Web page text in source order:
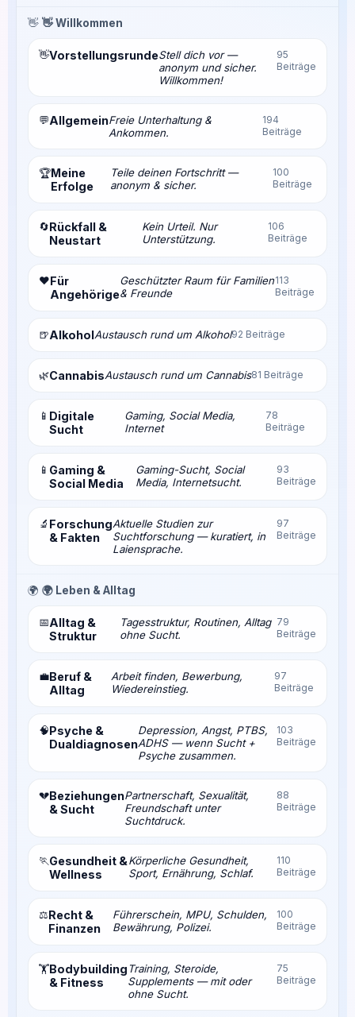
👋 👋 Willkommen
👋VorstellungsrundeStell dich vor —
anonym und sicher.
Willkommen!
95
Beiträge
💬AllgemeinFreie Unterhaltung &
Ankommen.
194
Beiträge
🏆Meine
Erfolge
Teile deinen Fortschritt —
anonym & sicher.
100
Beiträge
🔄Rückfall &
Neustart
Kein Urteil. Nur
Unterstützung.
106
Beiträge
❤️Für
Angehörige
Geschützter Raum für Familien
& Freunde
113
Beiträge
🍺AlkoholAustausch rund um Alkohol92 Beiträge
🌿CannabisAustausch rund um Cannabis81 Beiträge
📱 Digitale
Sucht
Gaming, Social Media,
Internet
78
Beiträge
📱 Gaming &
Social Media
Gaming-Sucht, Social
Media, Internetsucht.
93
Beiträge
🔬 Forschung
& Fakten
Aktuelle Studien zur
Suchtforschung — kuratiert, in
Laiensprache.
97
Beiträge
🌍 🌍 Leben & Alltag
📅Alltag &
Struktur
Tagesstruktur, Routinen, Alltag
ohne Sucht.
79
Beiträge
💼Beruf &
Alltag
Arbeit finden, Bewerbung,
Wiedereinstieg.
97
Beiträge
🧠Psyche &
Dualdiagnosen
Depression, Angst, PTBS,
ADHS — wenn Sucht +
Psyche zusammen.
103
Beiträge
💔Beziehungen
& Sucht
Partnerschaft, Sexualität,
Freundschaft unter
Suchtdruck.
88
Beiträge
🏃Gesundheit &
Wellness
Körperliche Gesundheit,
Sport, Ernährung, Schlaf.
110
Beiträge
⚖️Recht &
Finanzen
Führerschein, MPU, Schulden,
Bewährung, Polizei.
100
Beiträge
🏋️Bodybuilding
& Fitness
Training, Steroide,
Supplements — mit oder
ohne Sucht.
75
Beiträge